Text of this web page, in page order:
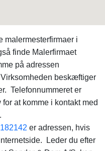
malermesterfirmaer i
finde Malerfirmaet
på adressen
beskæftiger
Telefonnummeret er
at komme i kontakt med
er adressen, hvis
Leder du efter